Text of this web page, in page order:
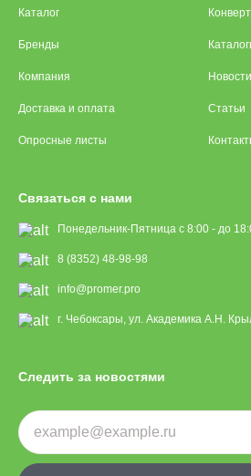
Каталог
Бренды
Компания
Доставка и оплата
Опросные листы
Новости
Статьи
Связаться с нами
Понедельник-Пятница с 8:00 - до
8 (8352) 48-98-98
info@promer.pro
г. Чебоксары, ул. Академика А.Н.
Следить за новостями